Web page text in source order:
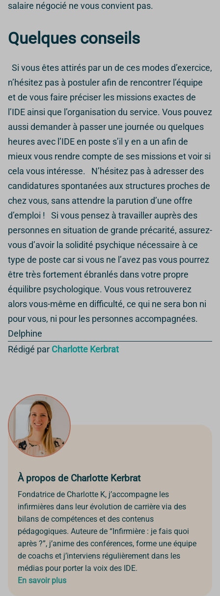
salaire négocié ne vous convient pas.
Quelques conseils
Si vous êtes attirés par un de ces modes d’exercice,
n’hésitez pas à postuler afin de rencontrer l’équipe
et de vous faire préciser les missions exactes de
l’IDE ainsi que l’organisation du service. Vous pouvez
aussi demander à passer une journée ou quelques
heures avec l’IDE en poste s’il y en a un afin de
mieux vous rendre compte de ses missions et voir si
cela vous intéresse. N’hésitez pas à adresser des
candidatures spontanées aux structures proches de
chez vous, sans attendre la parution d’une offre
d’emploi ! Si vous pensez à travailler auprès des
personnes en situation de grande précarité, assurez-
vous d’avoir la solidité psychique nécessaire à ce
type de poste car si vous ne l’avez pas vous pourrez
être très fortement ébranlés dans votre propre
équilibre psychologique. Vous vous retrouverez
alors vous-même en difficulté, ce qui ne sera bon ni
pour vous, ni pour les personnes accompagnées.
Delphine
Rédigé par Charlotte Kerbrat
À propos de Charlotte Kerbrat
Fondatrice de Charlotte K, j’accompagne les
infirmières dans leur évolution de carrière via des
bilans de compétences et des contenus
pédagogiques. Auteure de “Infirmière : je fais quoi
après ?”, j’anime des conférences, forme une équipe
de coachs et j’interviens régulièrement dans les
médias pour porter la voix des IDE.
En savoir plus